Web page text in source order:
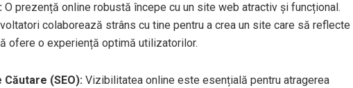
O prezență online robustă începe cu un site web atractiv și funcțional.
colaborează strâns cu tine pentru a crea un site care să reflecte
ofere o experiență optimă utilizatorilor.
(SEO): Vizibilitatea online este esențială pentru atragerea